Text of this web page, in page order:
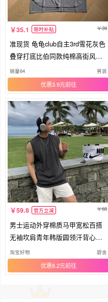
35.1 限时补贴 39
准现货 龟龟club自主3rd雪花灰色
叠穿打底比伯同款纯棉高街风背
心
销量64 男装
优惠3.9元
59.8 官方立减 68
男士运动外穿棉质马甲宽松百搭
无袖坎肩青年韩版圆领汗背心纯
色潮
淘宝好物 碧舍
优惠8.2元